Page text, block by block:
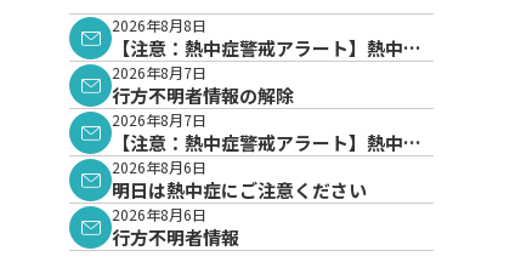
2026年8月8日
【注意：熱中症警戒アラート】熱中症
警戒アラートが発表されています。
2026年8月7日
行方不明者情報の解除
2026年8月7日
【注意：熱中症警戒アラート】熱中症
警戒アラートが発表されています。
2026年8月6日
明日は熱中症にご注意ください
2026年8月6日
行方不明者情報